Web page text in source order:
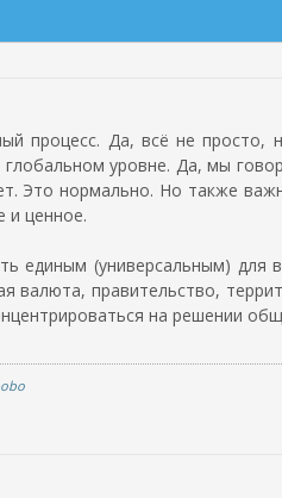
процесс. Да, всё не просто,
уровне. Да, мы
Это нормально. Но также
и ценное.
единым (универсальным) для
валюта, правительство,
на решении